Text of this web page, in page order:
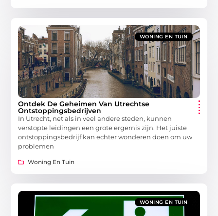
WONING EN TUIN
Ontdek De Geheimen Van Utrechtse
Ontstoppingsbedrijven
In Utrecht, net als in veel andere steden, kunnen
verstopte leidingen een grote ergernis zijn. Het juiste
ontstoppingsbedrijf kan echter wonderen doen om uw
problemen
Woning En Tuin
WONING EN TUIN